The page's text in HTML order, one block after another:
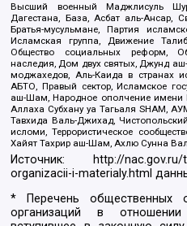
Высший военный Маджлисуль
Дагестана, База, Асбат аль-Ансар,
Братья-мусульмане, Партия
Исламская группа, Движение
Общество социальных реформ,
наследия, Дом двух святых, Джунд
моджахедов, Аль-Каида в странах
АБТО, Правый сектор, Исламское
аш-Шам, Народное ополчение
Аллаха Субхану уа Тагьаля SHAM,
Тавхида Валь-Джихад,
исломи, Террористическое
Хайят Тахрир аш-Шам, Ахлю Сунна
Источник:
http://
organizacii-i-materialy.html
* Перечень общественных
организаций в